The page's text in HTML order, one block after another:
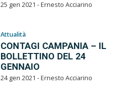
25 gen 2021 - Ernesto Acciarino
Attualità
CONTAGI CAMPANIA – IL
BOLLETTINO DEL 24
GENNAIO
24 gen 2021 - Ernesto Acciarino